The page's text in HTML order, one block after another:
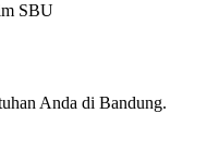
SBU
Anda di Bandung.